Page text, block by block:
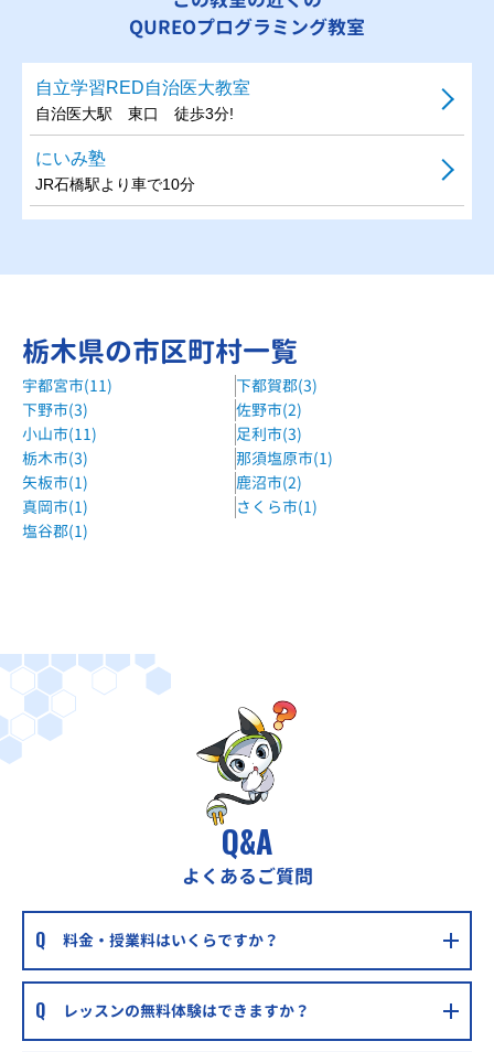
QUREOプログラミング教室
自立学習RED自治医大教室
自治医大駅 東口 徒歩3分!
にいみ塾
JR石橋駅より車で10分
栃木県の市区町村一覧
宇都宮市(11)
下都賀郡(3)
下野市(3)
佐野市(2)
小山市(11)
足利市(3)
栃木市(3)
那須塩原市(1)
矢板市(1)
鹿沼市(2)
真岡市(1)
さくら市(1)
塩谷郡(1)
Q&A
よくあるご質問
料金・授業料はいくらですか？
レッスンの無料体験はできますか？